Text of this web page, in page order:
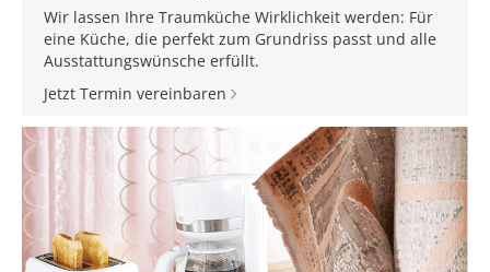
Wir lassen Ihre Traumküche Wirklichkeit werden: Für
eine Küche, die perfekt zum Grundriss passt und alle
Ausstattungswünsche erfüllt.
Jetzt Termin vereinbaren